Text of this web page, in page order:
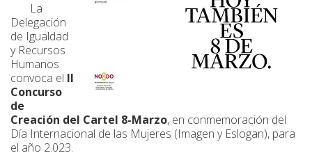
La
Delegación
de Igualdad
y Recursos
Humanos
convoca el II
Concurso
de
Creación del Cartel 8-Marzo, en conmemoración del
Día Internacional de las Mujeres (Imagen y Eslogan), para
el año 2.023.